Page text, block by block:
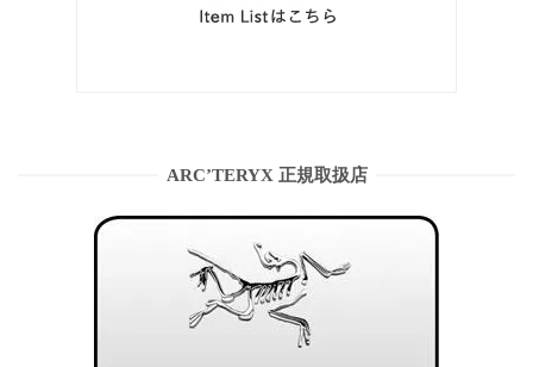
ARC’TERYX 正規取扱店